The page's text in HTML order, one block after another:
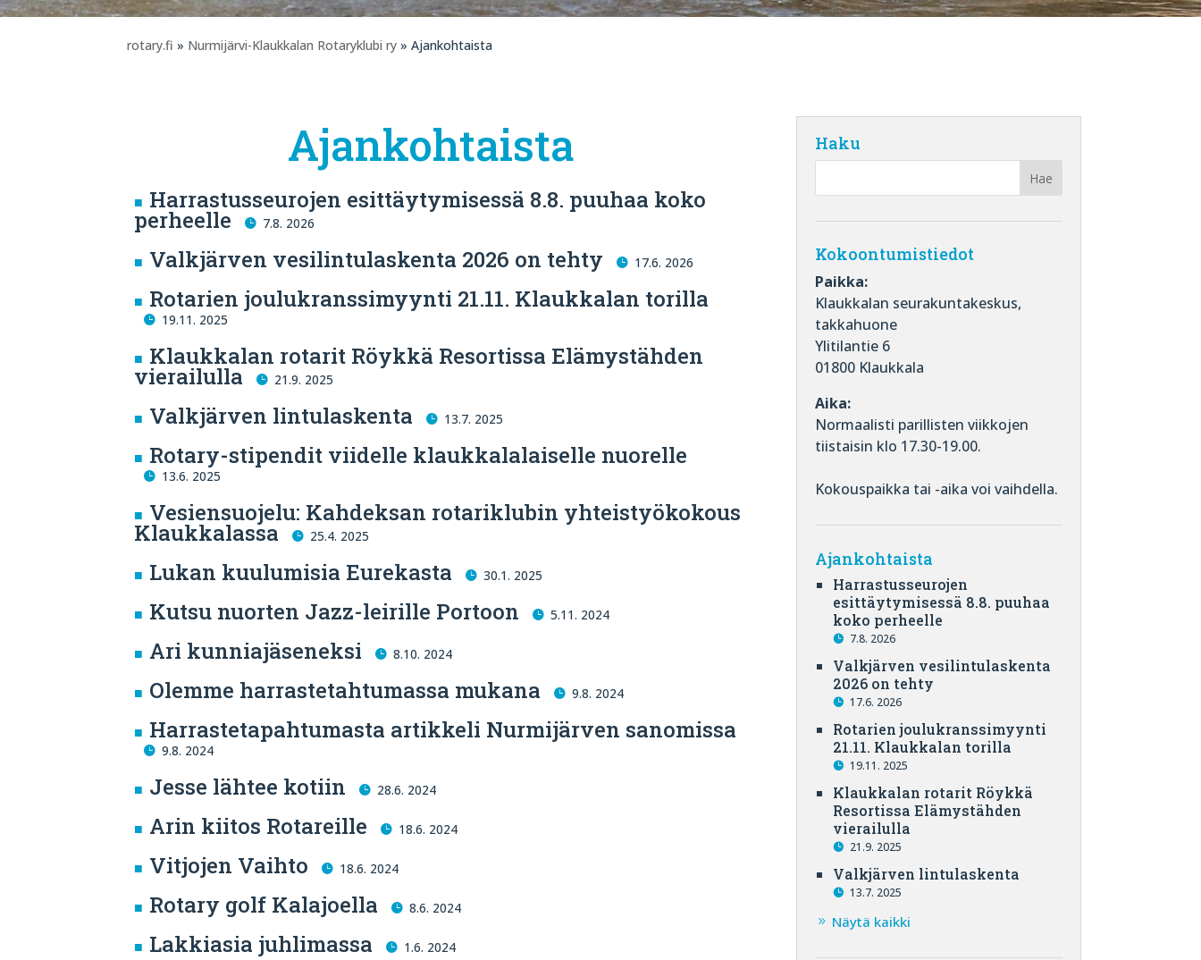
rotary.fi » Nurmijärvi-Klaukkalan Rotaryklubi ry » Ajankohtaista
Ajankohtaista
Harrastusseurojen esittäytymisessä 8.8. puuhaa koko
perheelle 7.8. 2026
Valkjärven vesilintulaskenta 2026 on tehty 17.6. 2026
Rotarien joulukranssimyynti 21.11. Klaukkalan torilla
19.11. 2025
Klaukkalan rotarit Röykkä Resortissa Elämystähden
vierailulla 21.9. 2025
Valkjärven lintulaskenta 13.7. 2025
Rotary-stipendit viidelle klaukkalalaiselle nuorelle
13.6. 2025
Vesiensuojelu: Kahdeksan rotariklubin yhteistyökokous
Klaukkalassa 25.4. 2025
Lukan kuulumisia Eurekasta 30.1. 2025
Kutsu nuorten Jazz-leirille Portoon 5.11. 2024
Ari kunniajäseneksi 8.10. 2024
Olemme harrastetahtumassa mukana 9.8. 2024
Harrastetapahtumasta artikkeli Nurmijärven sanomissa
9.8. 2024
Jesse lähtee kotiin 28.6. 2024
Arin kiitos Rotareille 18.6. 2024
Vitjojen Vaihto 18.6. 2024
Rotary golf Kalajoella 8.6. 2024
Lakkiasia juhlimassa 1.6. 2024
Haku
Kokoontumistiedot
Paikka:
Klaukkalan seurakuntakeskus,
takkahuone
Ylitilantie 6
01800 Klaukkala
Aika:
Normaalisti parillisten viikkojen
tiistaisin klo 17.30-19.00.
Kokouspaikka tai -aika voi vaihdella.
Ajankohtaista
Harrastusseurojen
esittäytymisessä 8.8. puuhaa
koko perheelle
7.8. 2026
Valkjärven vesilintulaskenta
2026 on tehty
17.6. 2026
Rotarien joulukranssimyynti
21.11. Klaukkalan torilla
19.11. 2025
Klaukkalan rotarit Röykkä
Resortissa Elämystähden
vierailulla
21.9. 2025
Valkjärven lintulaskenta
13.7. 2025
Näytä kaikki